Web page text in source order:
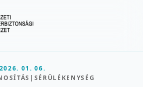
2026. 01. 06.
| SÉRÜLÉKENYSÉG